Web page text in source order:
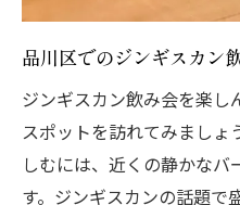
品川区でのジンギスカン
ジンギスカン飲み会を楽し
スポットを訪れてみましょ
しむには、近くの静かな
す。ジンギスカンの話題で